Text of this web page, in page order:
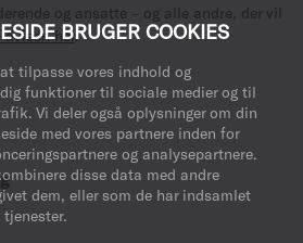
BRUGER COOKIES
tilpasse vores indhold og
funktioner til sociale medier og til
Vi deler også oplysninger om din
med vores partnere inden for
og analysepartnere.
disse data med andre
dem, eller som de har indsamlet
og ansatte – og alle andre, der vil
her.